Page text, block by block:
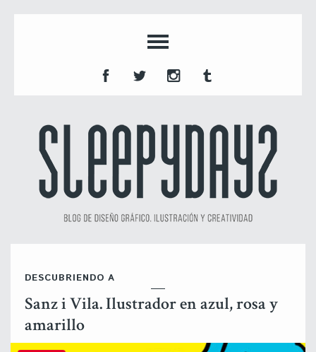
DESCUBRIENDO A
Sanz i Vila. Ilustrador en azul, rosa y
amarillo